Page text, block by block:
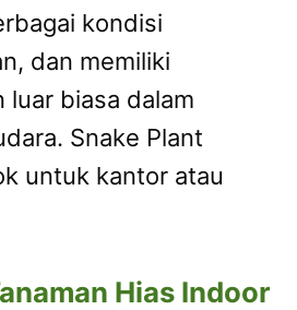
kondisi
dan memiliki
luar biasa dalam
Snake Plant
untuk kantor atau
Hias Indoor